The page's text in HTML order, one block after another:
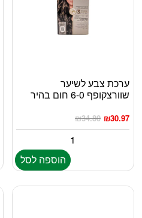
ערכת צבע לשיער
שוורצקופף 6-0 חום בהיר
₪34.80 ₪30.97
הוספה לסל